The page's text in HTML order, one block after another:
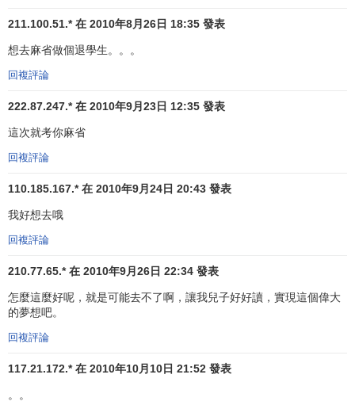
211.100.51.* 在 2010年8月26日 18:35 發表
想去麻省做個退學生。。。
回複評論
222.87.247.* 在 2010年9月23日 12:35 發表
這次就考你麻省
回複評論
110.185.167.* 在 2010年9月24日 20:43 發表
我好想去哦
回複評論
210.77.65.* 在 2010年9月26日 22:34 發表
怎麼這麼好呢，就是可能去不了啊，讓我兒子好好讀，實現這個偉大
的夢想吧。
回複評論
117.21.172.* 在 2010年10月10日 21:52 發表
。。